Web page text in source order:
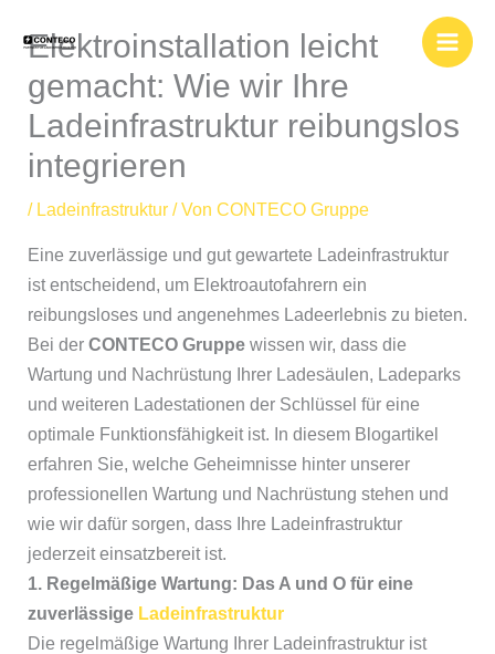
InhaltElektroinstallation leicht
gemacht: Wie wir Ihre
Ladeinfrastruktur reibungslos
integrieren
/ Ladeinfrastruktur/ Von CONTECO Gruppe
Eine zuverlässige und gut gewartete Ladeinfrastruktur
ist entscheidend, um Elektroautofahrern ein
reibungsloses und angenehmes Ladeerlebnis zu bieten.
Bei der CONTECO Gruppewissen wir, dass die
Wartung und Nachrüstung Ihrer Ladesäulen, Ladeparks
und weiteren Ladestationen der Schlüssel für eine
optimale Funktionsfähigkeit ist. In diesem Blogartikel
erfahren Sie, welche Geheimnisse hinter unserer
professionellen Wartung und Nachrüstung stehen und
wie wir dafür sorgen, dass Ihre Ladeinfrastruktur
jederzeit einsatzbereit ist.
1. Regelmäßige Wartung: Das A und O für eine
zuverlässige Ladeinfrastruktur
Die regelmäßige Wartung Ihrer Ladeinfrastruktur ist